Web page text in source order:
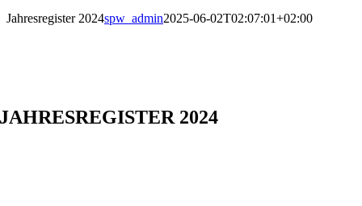
Jahresregister 2024spw_admin2025-06-02T02:07:01+02:00
JAHRESREGISTER 2024